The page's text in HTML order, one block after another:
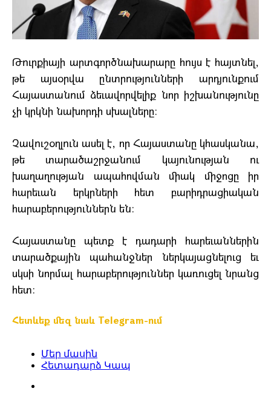
Թուրքիայի արտգործնախարարը հույս է հայտնել,
թե այսօրվա ընտրությունների արդյունքում
Հայաստանում ձեւավորվելիք նոր իշխանությունը
չի կրկնի նախորդի սխալները։
Չավուշօղլուն ասել է, որ Հայաստանը կհասկանա,
թե տարածաշրջանում կայունության ու
խաղաղության ապահովման միակ միջոցը իր
հարեւան երկրների հետ բարիդրացիական
հարաբերություններն են։
Հայաստանը պետք է դադարի հարեւաններին
տարածքային պահանջներ ներկայացնելուց եւ
սկսի նորմալ հարաբերություններ կառուցել նրանց
հետ։
Հետևեք մեզ նաև Telegram-ում